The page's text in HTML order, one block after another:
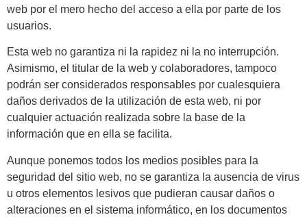
web por el mero hecho del acceso a ella por parte de los
usuarios.
Esta web no garantiza ni la rapidez ni la no interrupción.
Asimismo, el titular de la web y colaboradores, tampoco
podrán ser considerados responsables por cualesquiera
daños derivados de la utilización de esta web, ni por
cualquier actuación realizada sobre la base de la
información que en ella se facilita.
Aunque ponemos todos los medios posibles para la
seguridad del sitio web, no se garantiza la ausencia de virus
u otros elementos lesivos que pudieran causar daños o
alteraciones en el sistema informático, en los documentos